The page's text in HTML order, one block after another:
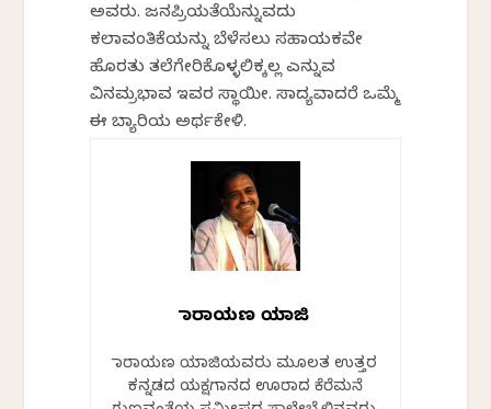
ಅವರು. ಜನಪ್ರಿಯತೆಯೆನ್ನುವದು
ಕಲಾವಂತಿಕೆಯನ್ನು ಬೆಳೆಸಲು ಸಹಾಯಕವೇ
ಹೊರತು ತಲೆಗೇರಿಕೊಳ್ಳಲಿಕ್ಕಲ್ಲ ಎನ್ನುವ
ವಿನಮ್ರಭಾವ ಇವರ ಸ್ಥಾಯೀ. ಸಾದ್ಯವಾದರೆ ಒಮ್ಮೆ
ಈ ಬ್ಯಾರಿಯ ಅರ್ಥಕೇಳಿ.
ನಾರಾಯಣ ಯಾಜಿ
ನಾರಾಯಣ ಯಾಜಿಯವರು ಮೂಲತ ಉತ್ತರ
ಕನ್ನಡದ ಯಕ್ಷಗಾನದ ಊರಾದ ಕೆರೆಮನೆ